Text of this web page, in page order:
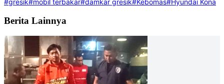
#gresik#mobil terbakar#damkar gresik#Kebomas#Hyundai Kona
Berita Lainnya